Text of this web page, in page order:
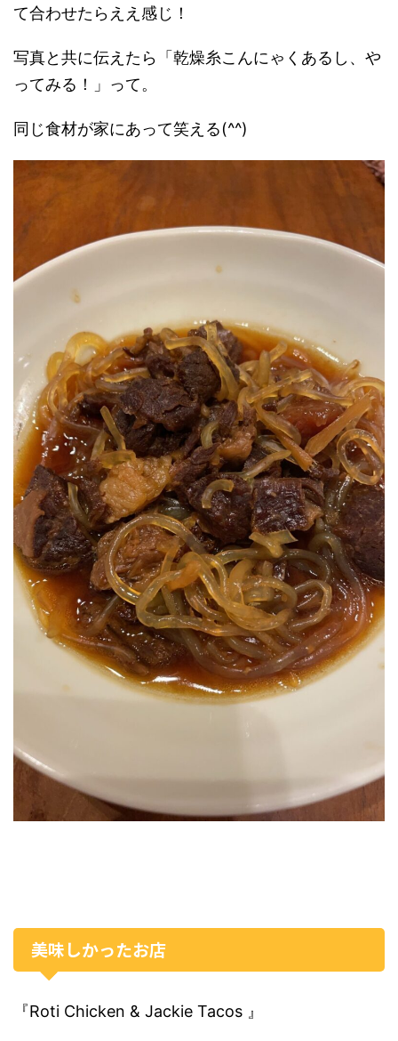
て合わせたらええ感じ！
写真と共に伝えたら「乾燥糸こんにゃくあるし、や
ってみる！」って。
同じ食材が家にあって笑える(^^)
美味しかったお店
『Roti Chicken & Jackie Tacos 』